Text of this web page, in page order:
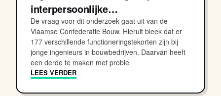
interpersoonlijke…
De vraag voor dit onderzoek gaat uit van de
Vlaamse Confederatie Bouw. Hieruit bleek dat er
177 verschillende functioneringstekorten zijn bij
jonge ingenieurs in bouwbedrijven. Daarvan heeft
een derde te maken met proble
LEES VERDER